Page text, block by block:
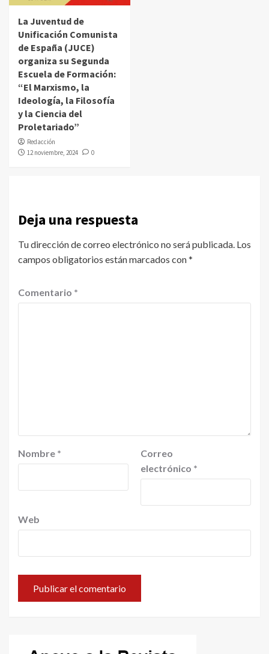
La Juventud de
Unificación Comunista
de España (JUCE)
organiza su Segunda
Escuela de Formación:
“El Marxismo, la
Ideología, la Filosofía
y la Ciencia del
Proletariado”
Redacción
12 noviembre, 2024
0
Deja una respuesta
Tu dirección de correo electrónico no será publicada. Los
campos obligatorios están marcados con*
Comentario *
Nombre *
Correo
electrónico *
Web